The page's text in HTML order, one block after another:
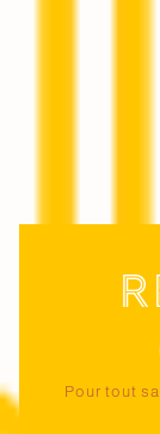
Pour tout